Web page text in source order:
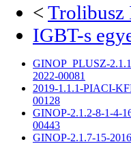
< Trolibusz
IGBT-s
GINOP_PLUSZ-
2022-00081
2019-1.1.1-PIACI-
00128
GINOP-2.1.2-8-1-4-
00443
GINOP-2.1.7-15-